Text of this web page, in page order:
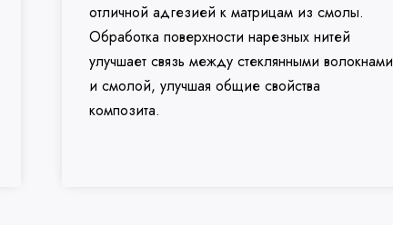
отличной адгезией к матрицам из смолы.
Обработка поверхности нарезных нитей
улучшает связь между стеклянными волокнами
и смолой, улучшая общие свойства
композита.